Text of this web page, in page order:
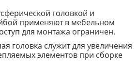
головкой и
применяют в мебельном
для монтажа ограничен.
головка служит для увеличения
элементов при сборке